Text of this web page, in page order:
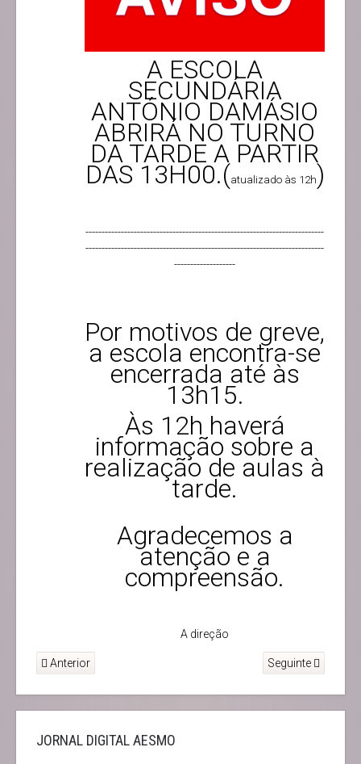
A ESCOLA
SECUNDÁRIA
ANTÓNIO DAMÁSIO
ABRIRÁ NO TURNO
DA TARDE A PARTIR
DAS 13H00.(atualizado às 12h)
--------------------------------------------------------------------------
--------------------------------------------------------------------------
-------------------
Por motivos de greve,
a escola encontra-se
encerrada até às
13h15.
Às 12h haverá
informação sobre a
realização de aulas à
tarde.
Agradecemos a
atenção e a
compreensão.
A direção
Anterior Seguinte
JORNAL DIGITAL AESMO